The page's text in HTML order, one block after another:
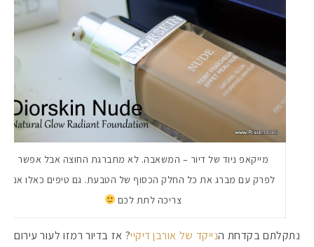
מייקאפ ניוד של דיור – המשאבה. לא מתברגת החוצה אבל אפשר
לפרק עם מברג את כל החלק הכסוף של הטבעת. גם טיפים כאלו אני
צריכה לתת לכם
נתקלתם בקדחת הנייקד של אורבן דיקיי? אז בדיור רמזו לעור עירום